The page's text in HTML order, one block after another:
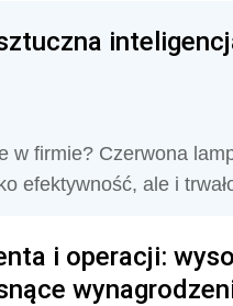
w firmie? Czerwona
efektywność, ale i
i operacji: